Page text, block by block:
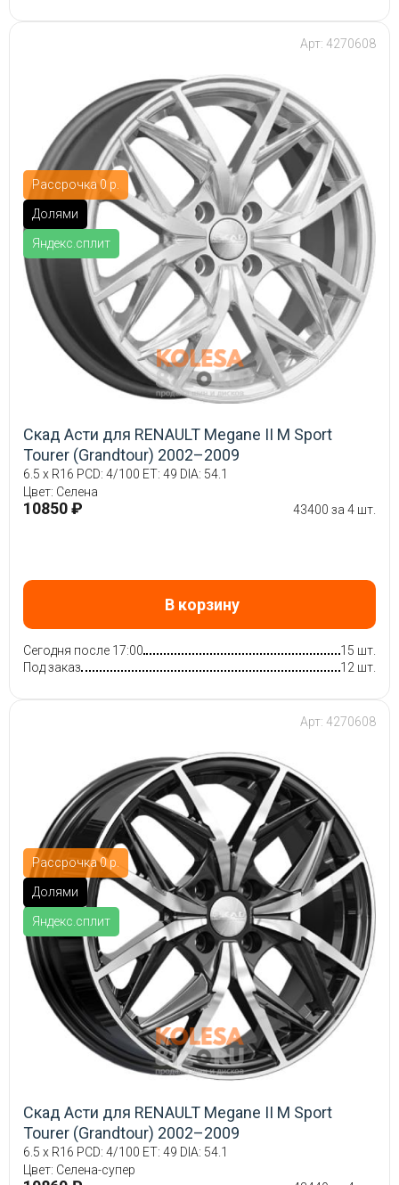
Рассрочка 0 р.
Долями
Яндекс.сплит
Арт: 4270608
Скад Асти для RENAULT Megane II М Sport
Tourer (Grandtour) 2002–2009
6.5 x R16 PCD: 4/100 ET: 49 DIA: 54.1
Цвет: Селена
10850 ₽ 43400 за 4 шт.
В корзину
Сегодня после 17:00
15 шт.
Под заказ
12 шт.
Рассрочка 0 р.
Долями
Яндекс.сплит
Арт: 4270608
Скад Асти для RENAULT Megane II М Sport
Tourer (Grandtour) 2002–2009
6.5 x R16 PCD: 4/100 ET: 49 DIA: 54.1
Цвет: Селена-супер